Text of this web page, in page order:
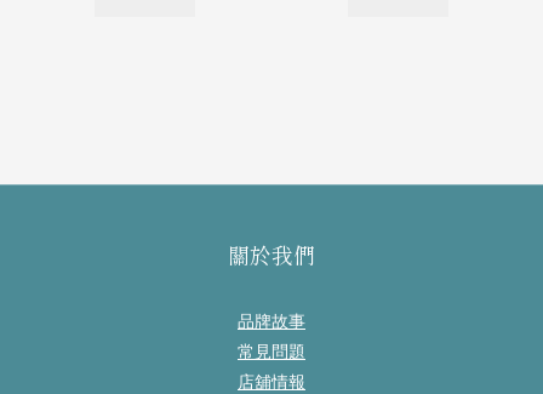
關於我們
品牌故事
常見問題
店舖情報